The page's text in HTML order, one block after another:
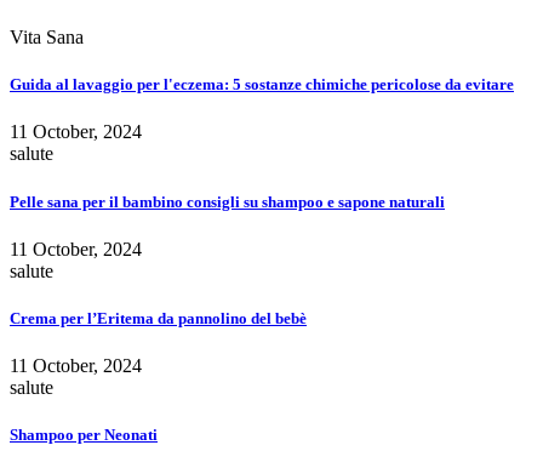
Vita Sana
Guida al lavaggio per l'eczema: 5 sostanze chimiche pericolose da evitare
11 October, 2024
salute
Pelle sana per il bambino consigli su shampoo e sapone naturali
11 October, 2024
salute
Crema per l’Eritema da pannolino del bebè
11 October, 2024
salute
Shampoo per Neonati